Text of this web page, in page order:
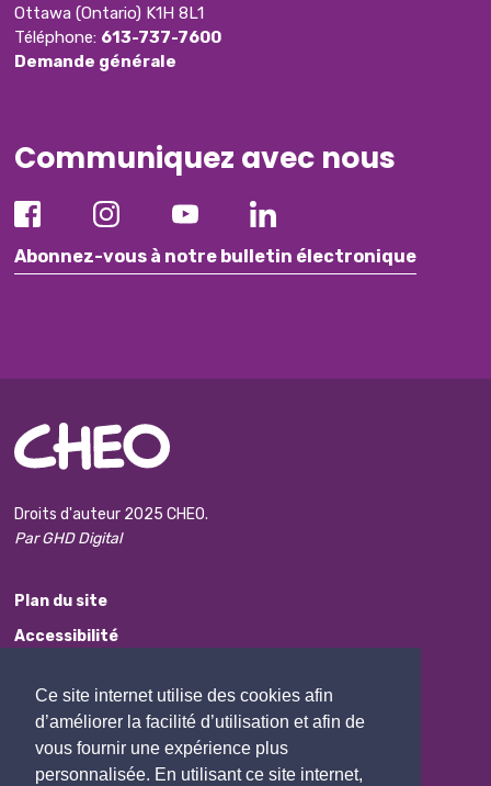
Ce site internet utilise des cookies afin
d’améliorer la facilité d’utilisation et afin de
vous fournir une expérience plus
personnalisée. En utilisant ce site internet,
Ottawa (Ontario) K1H 8L1
Téléphone: 613-737-7600
Demande générale
Communiquez avec nous
Abonnez-vous à notre bulletin électronique
Droits d'auteur 2025 CHEO.
Par GHD Digital
Plan du site
Accessibilité
Protection des renseignements personnels
Commentaires
Contactez Nous